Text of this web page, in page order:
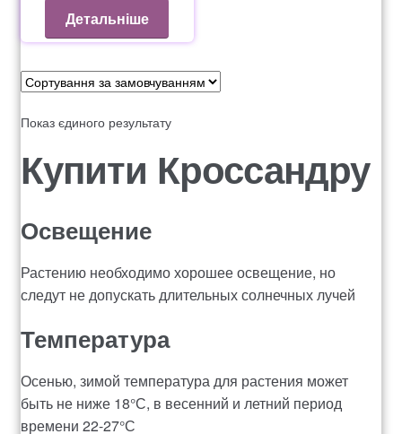
Оформление заказа
рахунок 3545
рахунок 4180
рахунок 4500
Рахунок 5200
рахунок 765
Детальніше
Показ єдиного результату
Купити Кроссандру
Освещение
Растению необходимо хорошее освещение, но
следут не допускать длительных солнечных лучей
Температура
Осенью, зимой температура для растения может
быть не ниже 18°С, в весенний и летний период
времени 22-27°С